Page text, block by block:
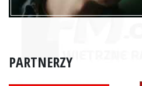
PARTNERZY